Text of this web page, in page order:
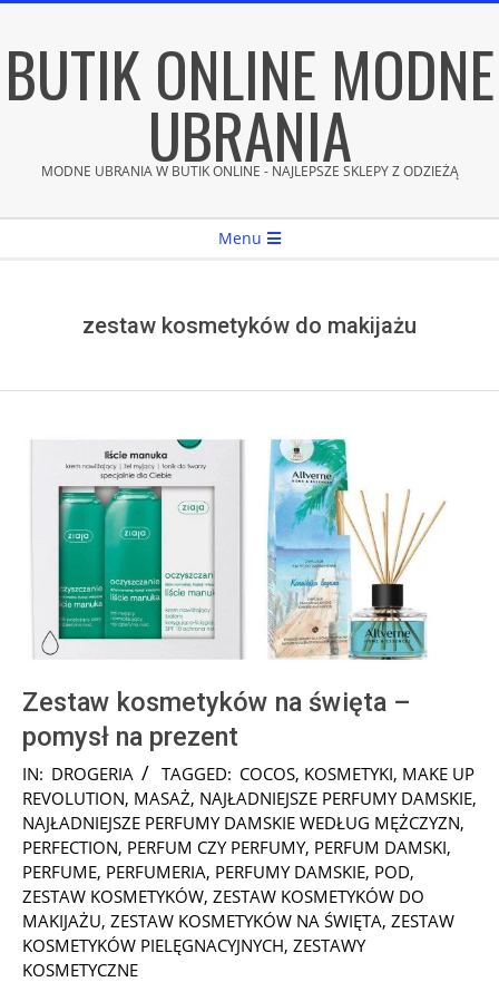
content
BUTIK ONLINE MODNE
UBRANIA
MODNE UBRANIA W BUTIK ONLINE - NAJLEPSZE SKLEPY Z ODZIEŻĄ
Menu
zestaw kosmetyków do makijażu
Zestaw kosmetyków na święta –
pomysł na prezent
2024-
11-
13
IN: DROGERIA TAGGED: COCOS, KOSMETYKI, MAKE UP
REVOLUTION, MASAŻ, NAJŁADNIEJSZE PERFUMY DAMSKIE,
NAJŁADNIEJSZE PERFUMY DAMSKIE WEDŁUG MĘŻCZYZN,
PERFECTION, PERFUM CZY PERFUMY, PERFUM DAMSKI,
PERFUME, PERFUMERIA, PERFUMY DAMSKIE, POD,
ZESTAW KOSMETYKÓW, ZESTAW KOSMETYKÓW DO
MAKIJAŻU, ZESTAW KOSMETYKÓW NA ŚWIĘTA, ZESTAW
KOSMETYKÓW PIELĘGNACYJNYCH, ZESTAWY
KOSMETYCZNE